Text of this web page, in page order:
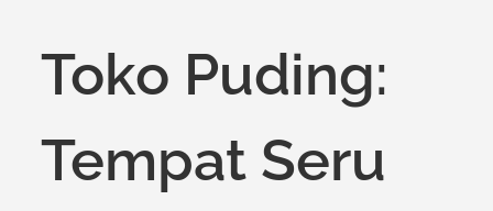
Toko Puding:
Tempat Seru